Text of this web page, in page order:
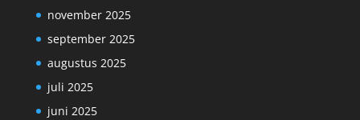
november 2025
september 2025
augustus 2025
juli 2025
juni 2025